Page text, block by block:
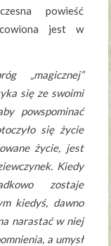
powieść
jest w
„magicznej”
się ze swoimi
powspominać
się życie
życie, jest
Kiedy
zostaje
kiedyś, dawno
narastać w niej
a umysł